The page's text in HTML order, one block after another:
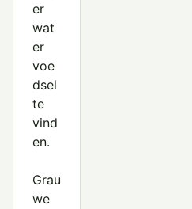
er
wat
er
voe
dsel
te
vind
en.
Grau
we